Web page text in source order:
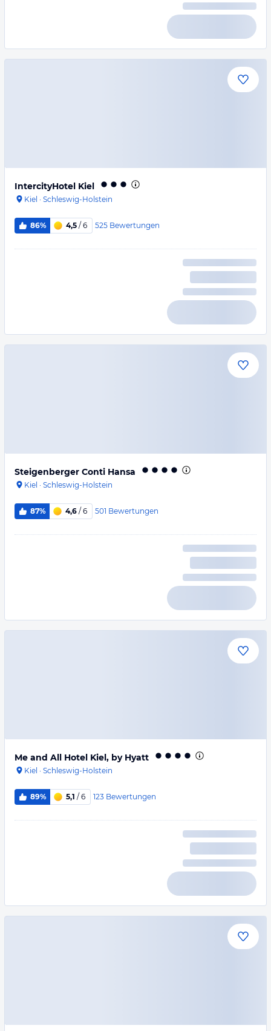
IntercityHotel Kiel
Kiel · Schleswig-Holstein
86% 4,5 / 6 525 Bewertungen
Steigenberger Conti Hansa
Kiel · Schleswig-Holstein
87% 4,6 / 6 501 Bewertungen
Me and All Hotel Kiel, by Hyatt
Kiel · Schleswig-Holstein
89% 5,1 / 6 123 Bewertungen